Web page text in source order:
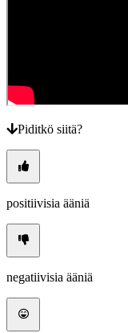
Piditkö siitä?
positiivisia ääniä
negatiivisia ääniä